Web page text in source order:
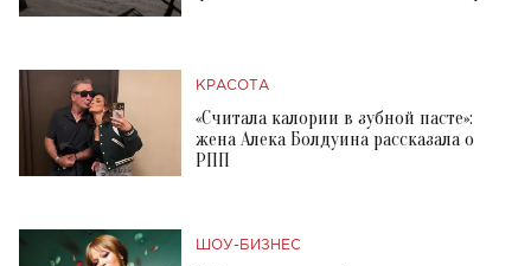
КРАСОТА
«Считала калории в зубной пасте»:
жена Алека Болдуина рассказала о
РПП
ШОУ-БИЗНЕС